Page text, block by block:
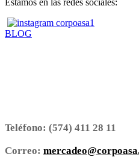
Estamos en las redes sociales:
BLOG
Teléfono: (574) 411 28 11
Correo: